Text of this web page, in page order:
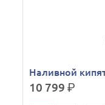
Наливной
10 799р.